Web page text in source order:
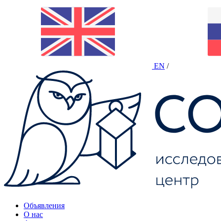
EN /
Объявления
О нас